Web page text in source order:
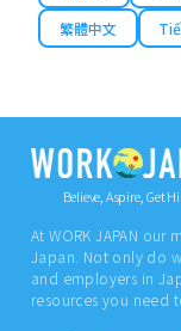
繁體中文
Believe, Aspire, Get
At WORK JAPAN
Japan. Not only do
and employers in
resources you need